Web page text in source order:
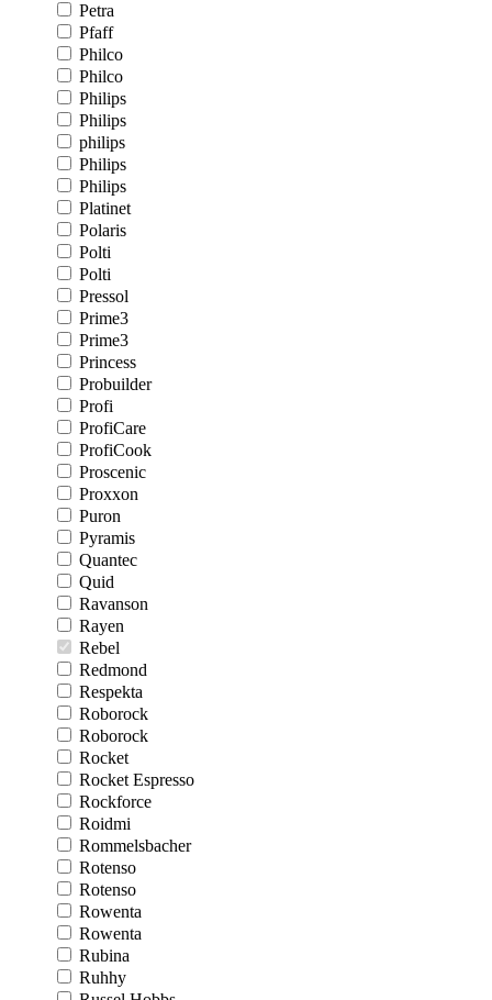
Petra
Pfaff
Philco
Philco
Philips
Philips
philips
Philips
Philips
Platinet
Polaris
Polti
Polti
Pressol
Prime3
Prime3
Princess
Probuilder
Profi
ProfiCare
ProfiCook
Proscenic
Proxxon
Puron
Pyramis
Quantec
Quid
Ravanson
Rayen
Rebel
Redmond
Respekta
Roborock
Roborock
Rocket
Rocket Espresso
Rockforce
Roidmi
Rommelsbacher
Rotenso
Rotenso
Rowenta
Rowenta
Rubina
Ruhhy